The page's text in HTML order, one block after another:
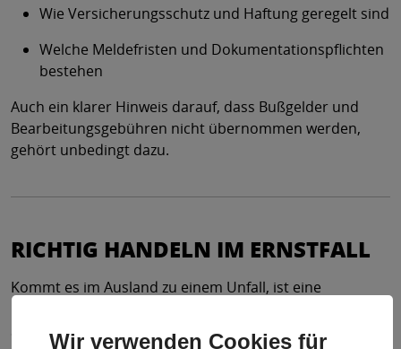
Wie Versicherungsschutz und Haftung geregelt sind
Welche Meldefristen und Dokumentationspflichten
bestehen
Auch ein klarer Hinweis darauf, dass Bußgelder und
Bearbeitungsgebühren nicht übernommen werden,
gehört unbedingt dazu.
RICHTIG HANDELN IM ERNSTFALL
Kommt es im Ausland zu einem Unfall, ist eine
Schaden sowie vollständige Informationen zum
Wir verwenden Cookies für